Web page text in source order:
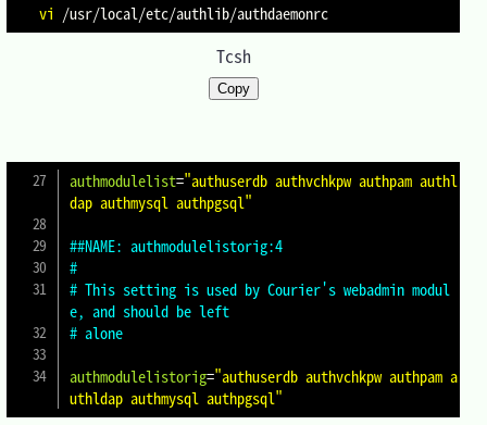
vi
Tcsh
Copy
authmodulelist="authuserdb authvchkpw authpam authl
dap authmysql authpgsql"
##NAME: authmodulelistorig:4
#
# This setting is used by Courier's webadmin modul
e, and should be left
# alone
authmodulelistorig="authuserdb authvchkpw authpam a
uthldap authmysql authpgsql"